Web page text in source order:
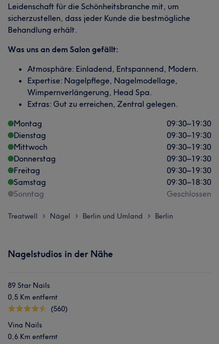
Leidenschaft für die Schönheitsbranche mit, um
sicherzustellen, dass jeder Kunde die bestmögliche
Behandlung erhält.
Was uns an dem Salon gefällt:
Atmosphäre: Einladend, Entspannend, Modern.
Expertise: Nagelpflege, Nagelmodellage,
Wimpernverlängerung, Head Spa.
Extras: Gut zu erreichen, Zentral gelegen.
Montag
09:30–19:30
Dienstag
09:30–19:30
Mittwoch
09:30–19:30
Donnerstag
09:30–19:30
Freitag
09:30–19:30
Samstag
09:30–18:30
Sonntag
Geschlossen
Treatwell > Nägel > Berlin und Umland > Berlin
Nagelstudios in der Nähe
89 Star Nails
0,5 Km entfernt
(560)
Vina Nails
0,6 Km entfernt